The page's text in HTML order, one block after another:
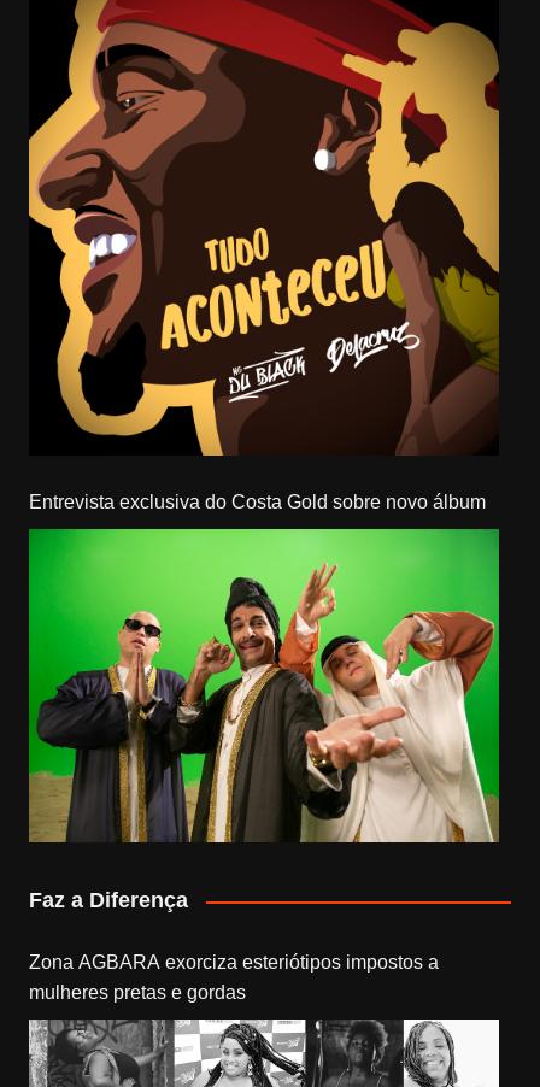
Entrevista exclusiva do Costa Gold sobre novo álbum
Faz a Diferença
Zona AGBARA exorciza esteriótipos impostos a
mulheres pretas e gordas